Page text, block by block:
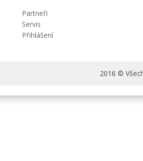
Partneři
Servis
Přihlášení
2016 ©